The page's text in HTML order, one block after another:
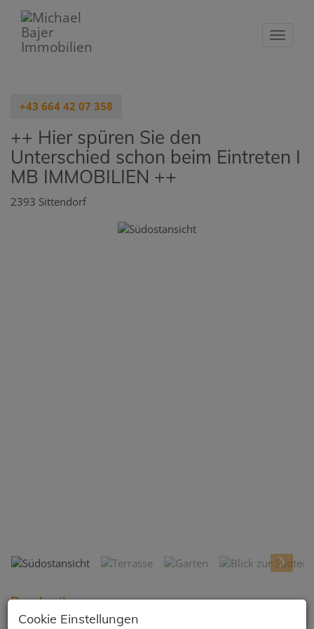
+43 664 42 07 358
++ Hier spüren Sie den
Unterschied schon beim Eintreten I
MB IMMOBILIEN ++
2393 Sittendorf
Beschreibung
Cookie Einstellungen